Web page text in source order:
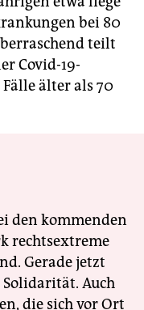
bei 80
teilt
Covid-19-
älter als 70
den kommenden
rechtsextreme
Gerade jetzt
Auch
die sich vor Ort